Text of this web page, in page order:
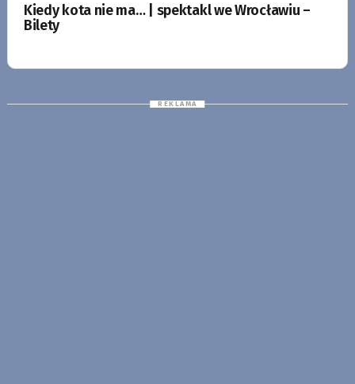
Kiedy kota nie ma… | spektakl we Wrocławiu –
Bilety